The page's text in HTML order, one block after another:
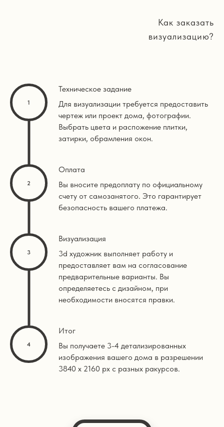
Как заказать
визуализацию?
Техническое задание
Для визуализации требуется предоставить
чертеж или проект дома, фотографии.
Выбрать цвета и распожение плитки,
затирки, обрамления окон.
Оплата
Вы вносите предоплату по официальному
счету от самозанятого. Это гарантирует
безопасность вашего платежа.
Визуализация
3d художник выполняет работу и
предоставляет вам на согласование
предварительные варианты. Вы
определяетесь с дизайном, при
необходимости вносятся правки.
Итог
Вы получаете 3-4 детализированных
изображения вашего дома в разрешении
3840 х 2160 px с разных ракурсов.